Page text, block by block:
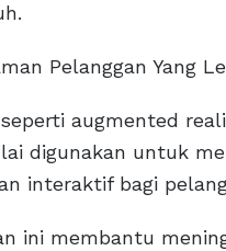
Pelanggan Yang
augmented
digunakan untuk
interaktif bagi
ini membantu